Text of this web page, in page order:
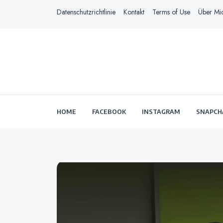
Datenschutzrichtlinie Kontakt Terms of Use Über
HOME FACEBOOK INSTAGRAM